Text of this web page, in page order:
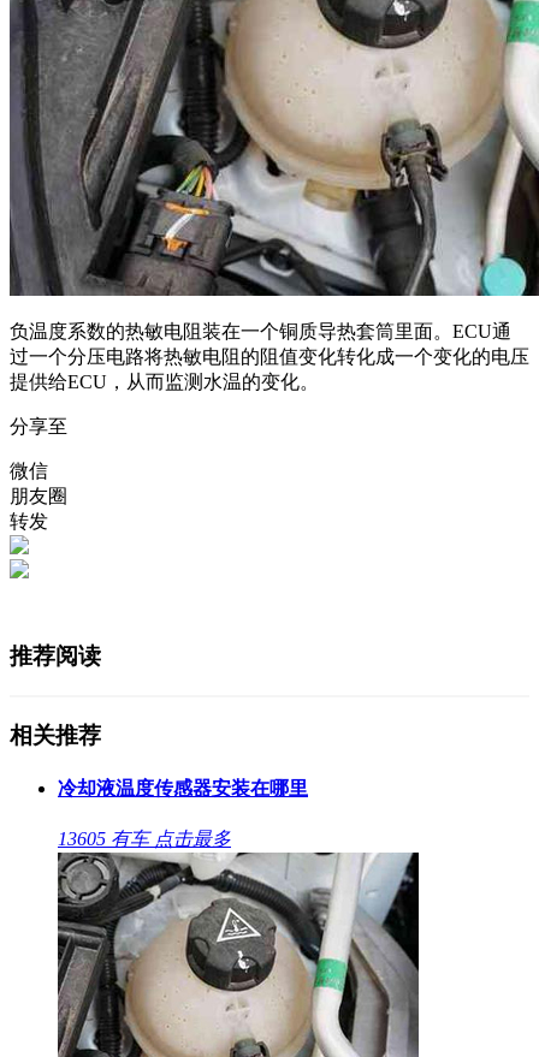
负温度系数的热敏电阻装在一个铜质导热套筒里面。ECU通
过一个分压电路将热敏电阻的阻值变化转化成一个变化的电压
提供给ECU，从而监测水温的变化。
分享至
微信
朋友圈
转发
推荐阅读
相关推荐
冷却液温度传感器安装在哪里
13605 有车 点击最多